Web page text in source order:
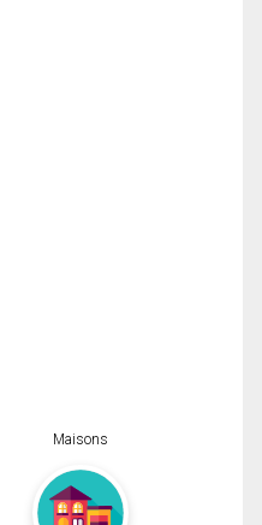
Maisons